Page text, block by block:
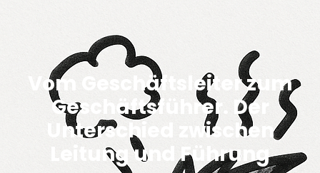
Vom Geschäftsleiter zum
Geschäftsführer. Der
Unterschied zwischen
Leitung und Führung